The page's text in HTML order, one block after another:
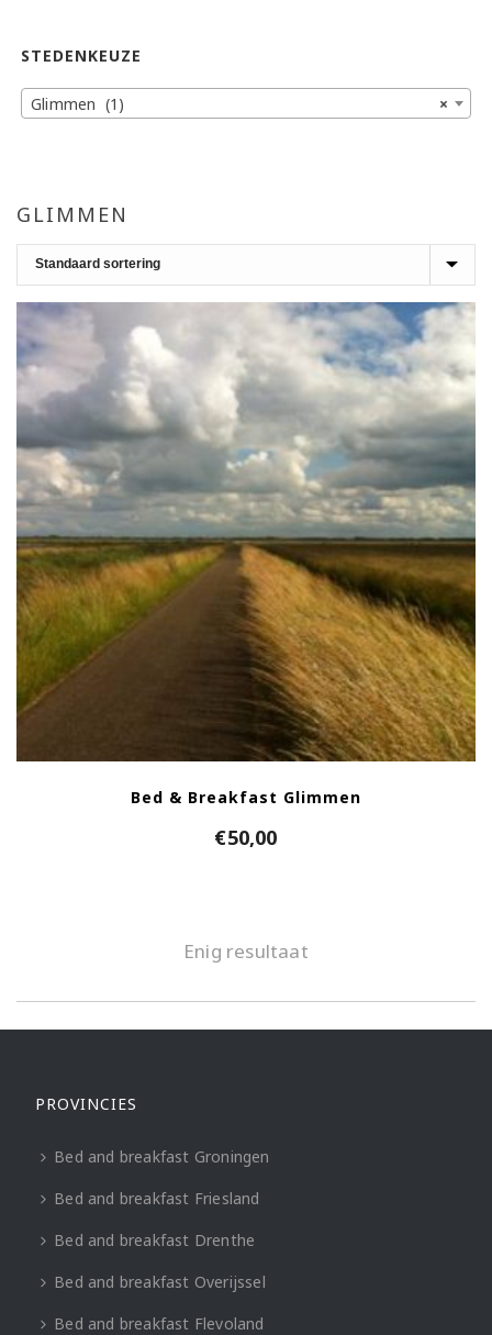
GLIMMEN
Bed & Breakfast Glimmen
€50,00
Enig resultaat
STEDENKEUZE
×
Glimmen (1)
PROVINCIES
Bed and breakfast Groningen
Bed and breakfast Friesland
Bed and breakfast Drenthe
Bed and breakfast Overijssel
Bed and breakfast Flevoland